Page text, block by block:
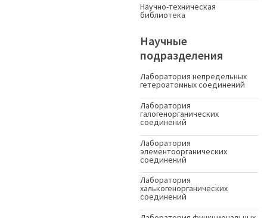
Научно-техническая
библиотека
Научные
подразделения
Лаборатория непредельных
гетероатомных соединений
Лаборатория
галогенорганических
соединений
Лаборатория
элементоорганических
соединений
Лаборатория
халькогенорганических
соединений